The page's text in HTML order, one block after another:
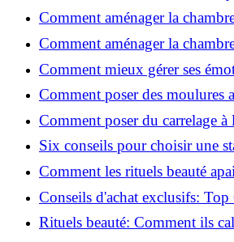
hyaluronique et niacinamide ?
Comment aménager la
conseils sécurité, déco et
Comment aménager la
conseils sécurité, déco et
Comment mieux gérer ses
pratiques
Comment poser des moulures
vidéo pas à pas ?
Comment poser du carrelage
un rendu professionnel ?
Six conseils pour choisir une
basse pression
Comment les rituels beauté
créent des moments pour soi ?
Conseils d'achat exclusifs: Top
peinture basse pression
Rituels beauté: Comment ils